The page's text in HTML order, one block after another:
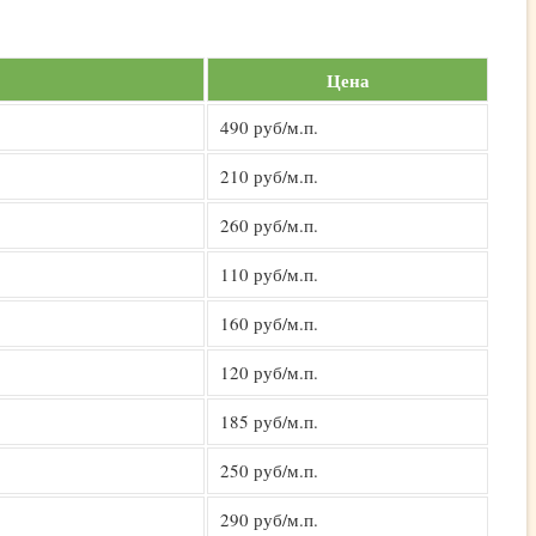
Цена
490 руб/м.п.
210 руб/м.п.
260 руб/м.п.
110 руб/м.п.
160 руб/м.п.
120 руб/м.п.
185 руб/м.п.
250 руб/м.п.
290 руб/м.п.